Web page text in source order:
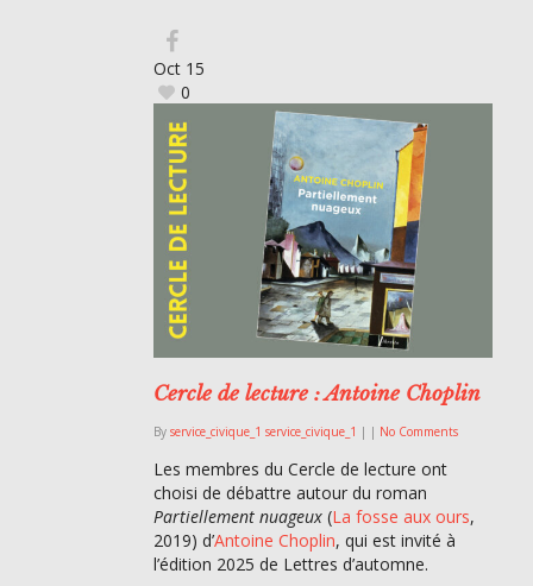
Oct 15
0
Cercle de lecture : Antoine Choplin
By service_civique_1 service_civique_1 | | No Comments
Les membres du Cercle de lecture ont
choisi de débattre autour du roman
Partiellement nuageux(La fosse aux ours,
2019) d’Antoine Choplin, qui est invité à
l’édition 2025 de Lettres d’automne.